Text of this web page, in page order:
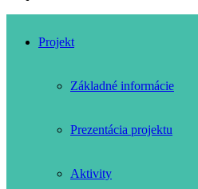
Projekt
Základné informácie
Prezentácia projektu
Aktivity